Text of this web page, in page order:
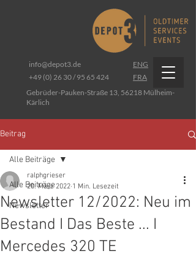
+49 (0) 26 30 / 95 65 424
info@depot3.de
ENG
FRA
Gebrüder-Pauken-Straße 13, 56218 Mülheim-
Kärlich
Beitrag
Alle Beiträge
Newsletter
Alle Beiträge
Newsletter 12/2022: Neu im
Bestand I Das Beste ... I
Mercedes 320 TE
ralphgrieser
20. März 2022 1 Min. Lesezeit